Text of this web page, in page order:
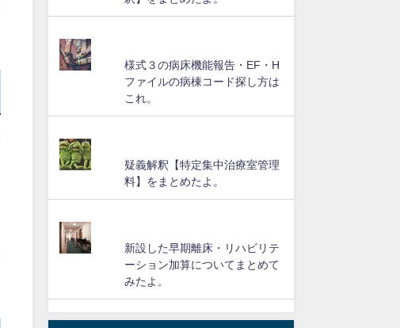
様式３の病床機能報告・EF・H
ファイルの病棟コード探し方は
これ。
疑義解釈【特定集中治療室管理
料】をまとめたよ。
新設した早期離床・リハビリテ
ーション加算についてまとめて
みたよ。